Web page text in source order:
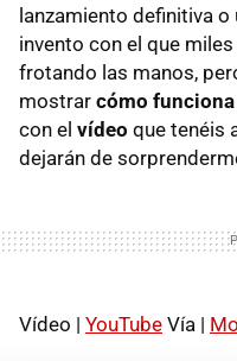
lanzamiento definitiva
invento con el que
frotando las manos,
mostrar cómo
con el vídeo que tenéis
dejarán de
Vídeo | YouTube Vía |